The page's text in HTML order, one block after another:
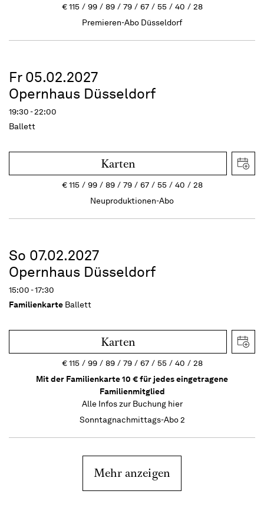
€115 99 89 79 67 55 40
28
Premieren-Abo Düsseldorf
Fr 05.02.2027
Opernhaus Düsseldorf
19:30 - 22:00
Ballett
Karten
€115 99 89 79 67 55 40
28
Neuproduktionen-Abo
So 07.02.2027
Opernhaus Düsseldorf
15:00 - 17:30
Familienkarte Ballett
Karten
€115 99 89 79 67 55 40
28
Mit der Familienkarte 10 € für jedes eingetragene
Familienmitglied
Alle Infos zur Buchung hier
Sonntagnachmittags-Abo 2
Mehr anzeigen